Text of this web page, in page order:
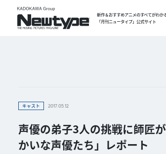
新作＆おすすめアニメのすべてがわか
「月刊ニュータイプ」公式サイト
キャスト 2017.05.12
声優の弟子3人の挑戦に師匠
かいな声優たち」レポート